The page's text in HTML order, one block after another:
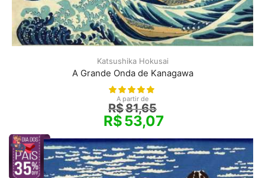
Katsushika Hokusai
A Grande Onda de Kanagawa
A partir de
R$81,65
R$53,07